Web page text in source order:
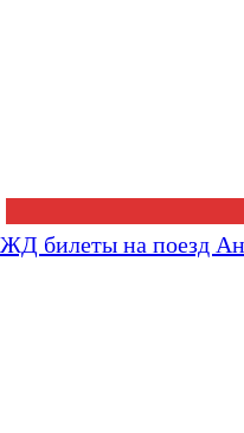
ЖД билеты на поезд